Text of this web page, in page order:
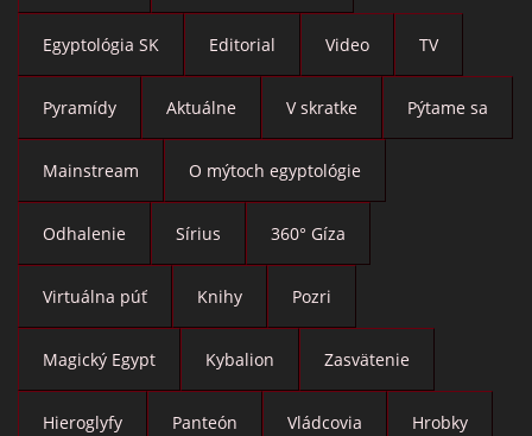
Egyptológia SK Editorial Video TV
Pyramídy Aktuálne V skratke Pýtame sa
Mainstream O mýtoch egyptológie
Odhalenie Sírius 360° Gíza
Virtuálna púť Knihy Pozri
Magický Egypt Kybalion Zasvätenie
Hieroglyfy Panteón Vládcovia Hrobky